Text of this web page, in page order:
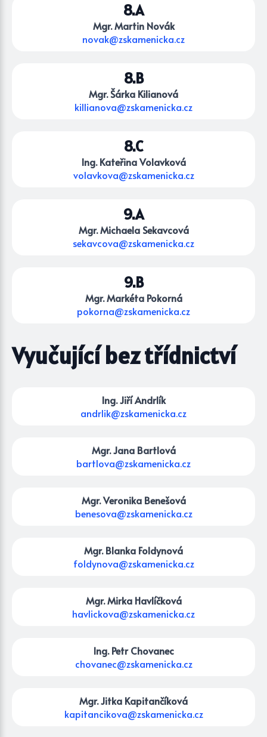
8.A
Mgr. Martin Novák
novak@zskamenicka.cz
8.B
Mgr. Šárka Kilianová
killianova@zskamenicka.cz
8.C
Ing. Kateřina Volavková
volavkova@zskamenicka.cz
9.A
Mgr. Michaela Sekavcová
sekavcova@zskamenicka.cz
9.B
Mgr. Markéta Pokorná
pokorna@zskamenicka.cz
Vyučující bez třídnictví
Ing. Jiří Andrlík
andrlik@zskamenicka.cz
Mgr. Jana Bartlová
bartlova@zskamenicka.cz
Mgr. Veronika Benešová
benesova@zskamenicka.cz
Mgr. Blanka Foldynová
foldynova@zskamenicka.cz
Mgr. Mirka Havlíčková
havlickova@zskamenicka.cz
Ing. Petr Chovanec
chovanec@zskamenicka.cz
Mgr. Jitka Kapitančíková
kapitancikova@zskamenicka.cz